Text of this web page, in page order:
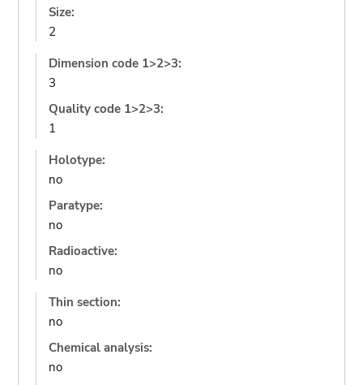
Size:
2
Dimension code 1>2>3:
3
Quality code 1>2>3:
1
Holotype:
no
Paratype:
no
Radioactive:
no
Thin section:
no
Chemical analysis:
no